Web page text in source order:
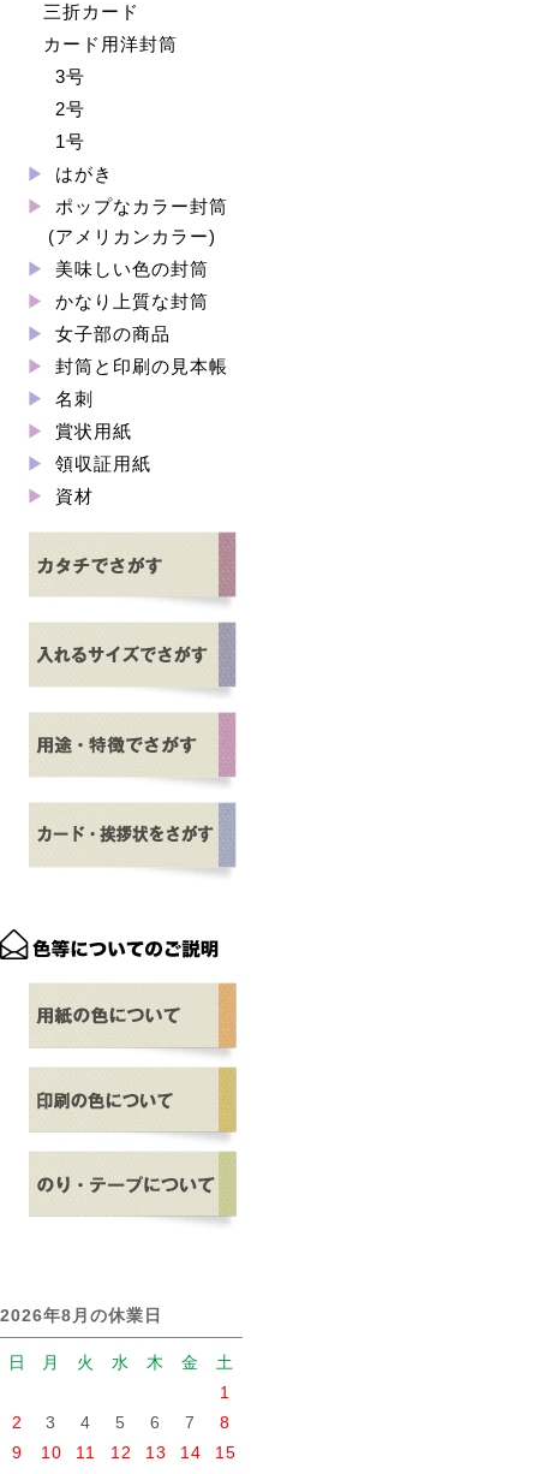
三折カード
カード用洋封筒
3号
2号
1号
はがき
ポップなカラー封筒
(アメリカンカラー)
美味しい色の封筒
かなり上質な封筒
女子部の商品
封筒と印刷の見本帳
名刺
賞状用紙
領収証用紙
資材
2026年8月の休業日
日 月 火 水 木 金
土
1
2
3 4 5 6 7
8
9
10 11 12 13 14
15